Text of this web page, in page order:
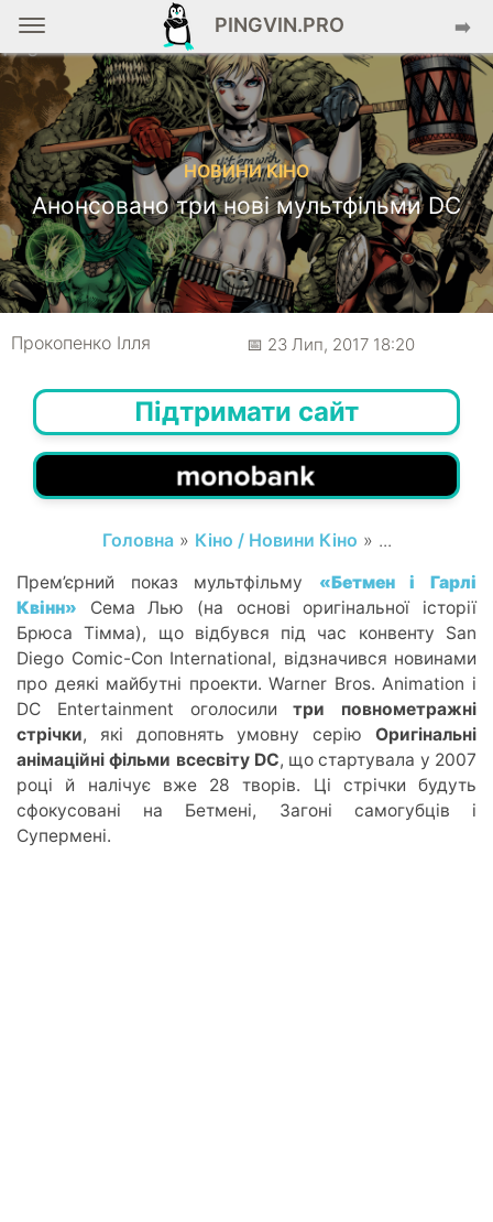
PINGVIN.PRO ➡️
НОВИНИ КІНО
Анонсовано три нові мультфільми DC
Прокопенко Ілля 📅 23 Лип, 2017 18:20
Підтримати сайт
Головна» Кіно / Новини Кіно » ...
Прем’єрний показ мультфільму «Бетмен і Гарлі
Квінн» Сема Лью (на основі оригінальної історії
Брюса Тімма), що відбувся під час конвенту San
Diego Comic-Con International, відзначився новинами
про деякі майбутні проекти. Warner Bros. Animation і
DC Entertainment оголосилитри повнометражні
стрічки, які доповнять умовну серію Оригінальні
анімаційні фільми всесвіту DC, що стартувала у 2007
році й налічує вже 28 творів. Ці стрічки будуть
сфокусовані на Бетмені, Загоні самогубців і
Супермені.